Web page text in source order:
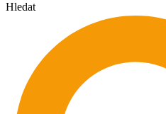
Hledat